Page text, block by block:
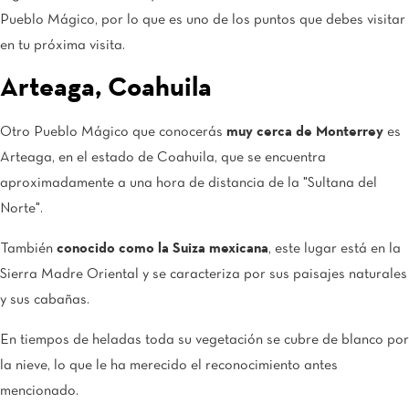
Pueblo Mágico, por lo que es uno de los puntos que debes visitar
en tu próxima visita.
Arteaga, Coahuila
Otro Pueblo Mágico que conocerás muy cerca de Monterrey es
Arteaga, en el estado de Coahuila, que se encuentra
aproximadamente a una hora de distancia de la "Sultana del
Norte".
También conocido como la Suiza mexicana, este lugar está en la
Sierra Madre Oriental y se caracteriza por sus paisajes naturales
y sus cabañas.
En tiempos de heladas toda su vegetación se cubre de blanco por
la nieve, lo que le ha merecido el reconocimiento antes
mencionado.